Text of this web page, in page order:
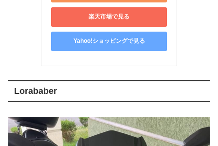
楽天市場で見る
Yahoo!ショッピングで見る
Lorababer